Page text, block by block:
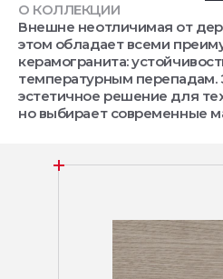
О КОЛЛЕКЦИИ
Внешне неотличимая от
этом обладает всеми
керамогранита:
температурным перепадам.
эстетичное решение для
но выбирает современные